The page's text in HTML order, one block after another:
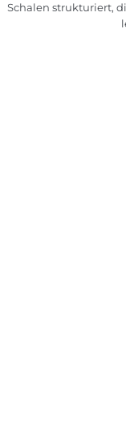
Schalen strukturiert,